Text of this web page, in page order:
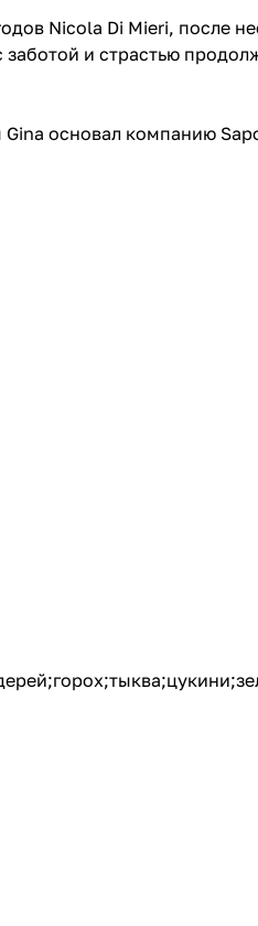
Nicola Di Mieri, после
и страстью
основал компанию